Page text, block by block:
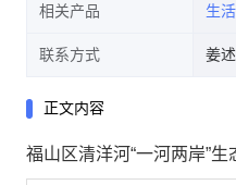
相关产品 生
联系方式 姜
正文内容
福山区清洋河“一河两岸”